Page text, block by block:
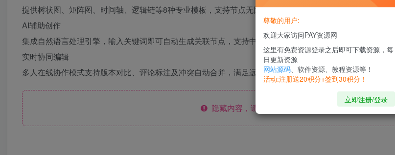
提供树状图、矩阵图、时间轴、逻辑链等8种专业模板，支持节点无限嵌套与自由拖拽重组。
AI辅助创作
集成自然语言处理引擎，输入关键词即可自动生成关联节点，支持中英文混合语音转写（准确率≥97%）。
实时协同编辑
多人在线协作模式支持版本对比、评论标注及冲突自动合并，满足远程团队需求。
隐藏内容，请登录后查看
尊敬的用户:
欢迎大家访问PAY资源网
这里有免费资源登录之后即可下载资源，每
日更新资源
网站源码、软件资源、教程资源等！
活动:注册送20积分+签到30积分！
立即注册/登录